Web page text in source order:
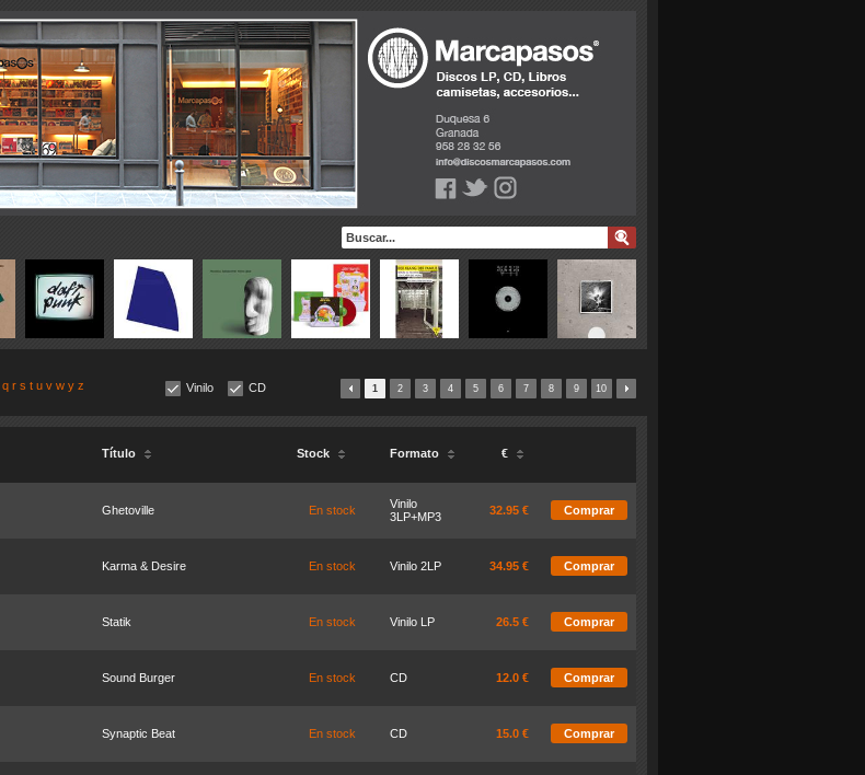
q r s t u v w y z Vinilo CD 10
9
8
7
6
5
4
3
2
1
Título Stock Formato €
Ghetoville En stock
Vinilo
3LP+MP3
32.95 € Comprar
Karma & Desire En stock Vinilo 2LP 34.95 € Comprar
Statik En stock Vinilo LP 26.5 € Comprar
Sound Burger En stock CD 12.0 € Comprar
Synaptic Beat En stock CD 15.0 € Comprar